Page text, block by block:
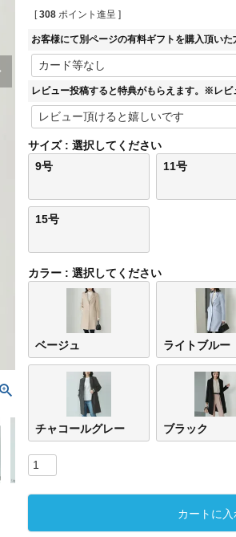
[ 308 ポイント進呈 ]
お客様にて別ページの有料ギフトを購入頂い
レビュー投稿すると特典がもらえます。※レ
サイズ
選択してください
9号
11号
15号
カラー 選択してください
ベージュ ライトブルー
チャコールグレー ブラック
カートに入